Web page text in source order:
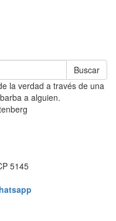
Buscar
la verdad a través de una
a alguien.
5145